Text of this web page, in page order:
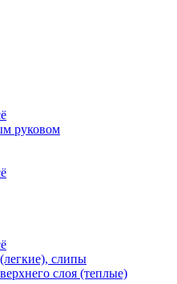
руковом
слипы
слоя (теплые)